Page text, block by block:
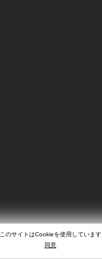
このサイトはCookieを使用しています
同意